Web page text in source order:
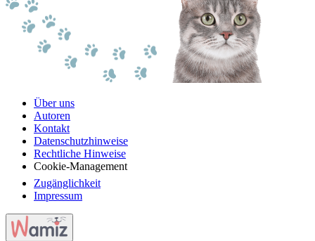
Über uns
Autoren
Kontakt
Datenschutzhinweise
Rechtliche Hinweise
Cookie-Management
Zugänglichkeit
Impressum